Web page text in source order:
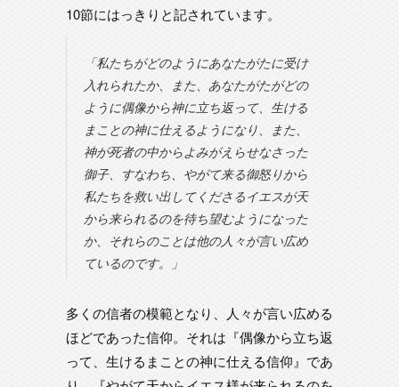
10節にはっきりと記されています。
「私たちがどのようにあなたがたに受け
入れられたか、また、あなたがたがどの
ように偶像から神に立ち返って、生ける
まことの神に仕えるようになり、また、
神が死者の中からよみがえらせなさった
御子、すなわち、やがて来る御怒りから
私たちを救い出してくださるイエスが天
から来られるのを待ち望むようになった
か、それらのことは他の人々が言い広め
ているのです。」
多くの信者の模範となり、人々が言い広める
ほどであった信仰。それは『偶像から立ち返
って、生けるまことの神に仕える信仰』であ